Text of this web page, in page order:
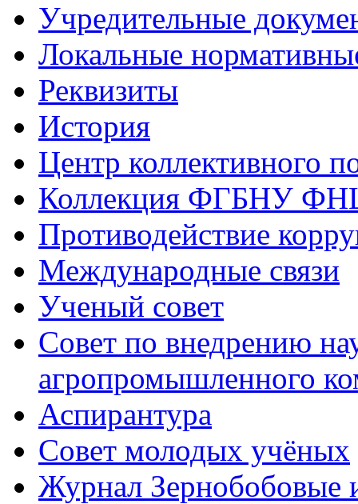
Учредительные
Локальные
Реквизиты
История
Центр коллективного
Коллекция ФГБНУ
Противодействие
Международные связи
Ученый совет
Совет по внедрению
агропромышленного
Аспирантура
Совет молодых учёных
Журнал Зернобобовые